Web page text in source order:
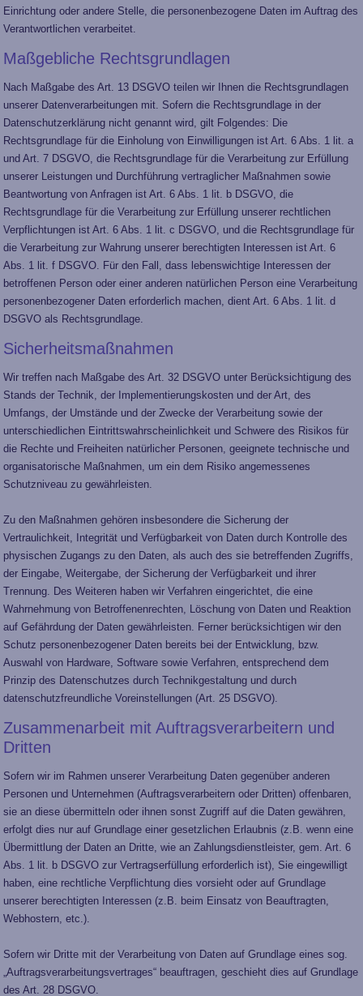
Einrichtung oder andere Stelle, die personenbezogene Daten im Auftrag des
Verantwortlichen verarbeitet.
Maßgebliche Rechtsgrundlagen
Nach Maßgabe des Art. 13 DSGVO teilen wir Ihnen die Rechtsgrundlagen
unserer Datenverarbeitungen mit. Sofern die Rechtsgrundlage in der
Datenschutzerklärung nicht genannt wird, gilt Folgendes: Die
Rechtsgrundlage für die Einholung von Einwilligungen ist Art. 6 Abs. 1 lit. a
und Art. 7 DSGVO, die Rechtsgrundlage für die Verarbeitung zur Erfüllung
unserer Leistungen und Durchführung vertraglicher Maßnahmen sowie
Beantwortung von Anfragen ist Art. 6 Abs. 1 lit. b DSGVO, die
Rechtsgrundlage für die Verarbeitung zur Erfüllung unserer rechtlichen
Verpflichtungen ist Art. 6 Abs. 1 lit. c DSGVO, und die Rechtsgrundlage für
die Verarbeitung zur Wahrung unserer berechtigten Interessen ist Art. 6
Abs. 1 lit. f DSGVO. Für den Fall, dass lebenswichtige Interessen der
betroffenen Person oder einer anderen natürlichen Person eine Verarbeitung
personenbezogener Daten erforderlich machen, dient Art. 6 Abs. 1 lit. d
DSGVO als Rechtsgrundlage.
Sicherheitsmaßnahmen
Wir treffen nach Maßgabe des Art. 32 DSGVO unter Berücksichtigung des
Stands der Technik, der Implementierungskosten und der Art, des
Umfangs, der Umstände und der Zwecke der Verarbeitung sowie der
unterschiedlichen Eintrittswahrscheinlichkeit und Schwere des Risikos für
die Rechte und Freiheiten natürlicher Personen, geeignete technische und
organisatorische Maßnahmen, um ein dem Risiko angemessenes
Schutzniveau zu gewährleisten.
Zu den Maßnahmen gehören insbesondere die Sicherung der
Vertraulichkeit, Integrität und Verfügbarkeit von Daten durch Kontrolle des
physischen Zugangs zu den Daten, als auch des sie betreffenden Zugriffs,
der Eingabe, Weitergabe, der Sicherung der Verfügbarkeit und ihrer
Trennung. Des Weiteren haben wir Verfahren eingerichtet, die eine
Wahrnehmung von Betroffenenrechten, Löschung von Daten und Reaktion
auf Gefährdung der Daten gewährleisten. Ferner berücksichtigen wir den
Schutz personenbezogener Daten bereits bei der Entwicklung, bzw.
Auswahl von Hardware, Software sowie Verfahren, entsprechend dem
Prinzip des Datenschutzes durch Technikgestaltung und durch
datenschutzfreundliche Voreinstellungen (Art. 25 DSGVO).
Zusammenarbeit mit Auftragsverarbeitern und
Dritten
Sofern wir im Rahmen unserer Verarbeitung Daten gegenüber anderen
Personen und Unternehmen (Auftragsverarbeitern oder Dritten) offenbaren,
sie an diese übermitteln oder ihnen sonst Zugriff auf die Daten gewähren,
erfolgt dies nur auf Grundlage einer gesetzlichen Erlaubnis (z.B. wenn eine
Übermittlung der Daten an Dritte, wie an Zahlungsdienstleister, gem. Art. 6
Abs. 1 lit. b DSGVO zur Vertragserfüllung erforderlich ist), Sie eingewilligt
haben, eine rechtliche Verpflichtung dies vorsieht oder auf Grundlage
unserer berechtigten Interessen (z.B. beim Einsatz von Beauftragten,
Webhostern, etc.).
Sofern wir Dritte mit der Verarbeitung von Daten auf Grundlage eines sog.
„Auftragsverarbeitungsvertrages“ beauftragen, geschieht dies auf Grundlage
des Art. 28 DSGVO.